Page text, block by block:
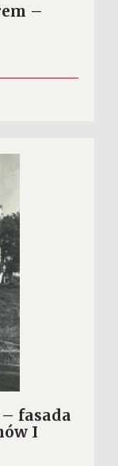
–
fasada
I